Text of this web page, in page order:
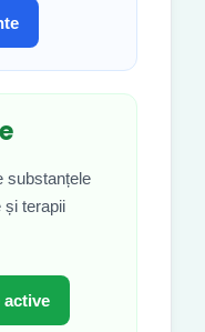
substanțele
și terapii
active